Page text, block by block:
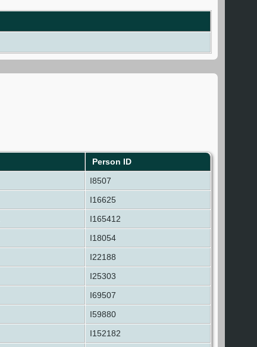
Person ID
I8507
I16625
I165412
I18054
I22188
I25303
I69507
I59880
I152182